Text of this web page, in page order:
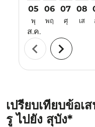
05
พุ
ส.ค.
06
พฤ
07
ศุ
08
เส
chevron_left chevron_right
เปรียบเทียบข้อเ
รู ไปยัง สุบัง*